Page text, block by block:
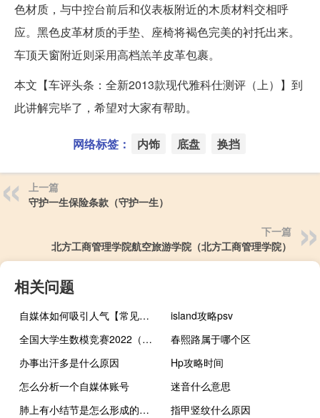
色材质，与中控台前后和仪表板附近的木质材料交相呼
应。黑色皮革材质的手垫、座椅将褐色完美的衬托出来。
车顶天窗附近则采用高档羔羊皮革包裹。
本文【车评头条：全新2013款现代雅科仕测评（上）】到
此讲解完毕了，希望对大家有帮助。
网络标签： 内饰 底盘 换挡
上一篇
守护一生保险条款（守护一生）
下一篇
北方工商管理学院航空旅游学院（北方工商管理学院）
相关问题
自媒体如何吸引人气【常见的策略和方法提高吸引力】
island攻略psv
全国大学生数模竞赛2022（全国大学生数模竞赛）
春熙路属于哪个区
办事出汗多是什么原因
Hp攻略时间
怎么分析一个自媒体账号
迷音什么意思
肺上有小结节是怎么形成的回事
指甲竖纹什么原因